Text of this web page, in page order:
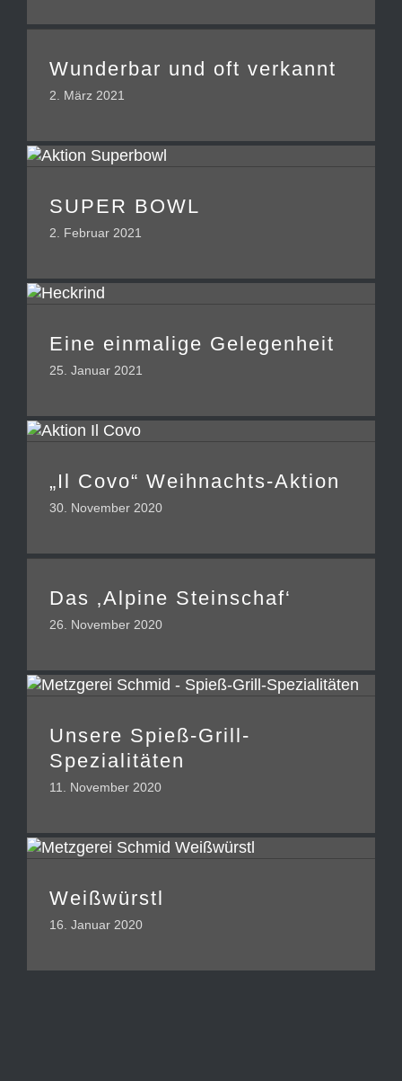
Wunderbar und oft verkannt
2. März 2021
SUPER BOWL
2. Februar 2021
Eine einmalige Gelegenheit
25. Januar 2021
„Il Covo“ Weihnachts-Aktion
30. November 2020
Das ‚Alpine Steinschaf‘
26. November 2020
Unsere Spieß-Grill-
Spezialitäten
11. November 2020
Weißwürstl
16. Januar 2020